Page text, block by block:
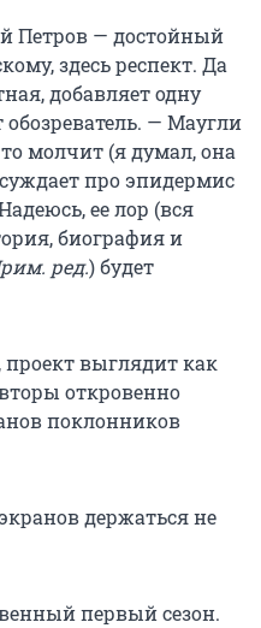
Петров — достойный
здесь респект. Да
добавляет одну
— Маугли
молчит (я думал, она
про эпидермис
ее лор (вся
биография и
ред.) будет
выглядит как
откровенно
поклонников
держаться не
первый сезон.